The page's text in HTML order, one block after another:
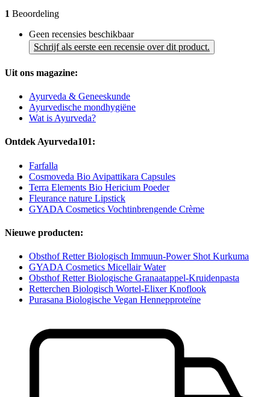
1 Beoordeling
Geen recensies beschikbaar
Schrijf als eerste een recensie over dit product.
Uit ons magazine:
Ayurveda & Geneeskunde
Ayurvedische mondhygiëne
Wat is Ayurveda?
Ontdek Ayurveda101:
Farfalla
Cosmoveda Bio Avipattikara Capsules
Terra Elements Bio Hericium Poeder
Fleurance nature Lipstick
GYADA Cosmetics Vochtinbrengende Crème
Nieuwe producten:
Obsthof Retter Biologisch Immuun-Power Shot Kurkuma
GYADA Cosmetics Micellair Water
Obsthof Retter Biologische Granaatappel-Kruidenpasta
Retterchen Biologisch Wortel-Elixer Knoflook
Purasana Biologische Vegan Hennepproteïne